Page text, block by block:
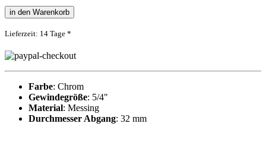
in den Warenkorb
Lieferzeit: 14 Tage *
Farbe: Chrom
Gewindegröße: 5/4"
Material: Messing
Durchmesser Abgang: 32 mm